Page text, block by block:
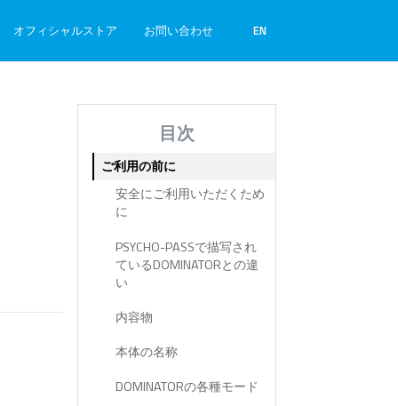
オフィシャルストア お問い合わせ EN
目次
ご利用の前に
安全にご利用いただくため
に
PSYCHO-PASSで描写され
ているDOMINATORとの違
い
内容物
本体の名称
DOMINATORの各種モード